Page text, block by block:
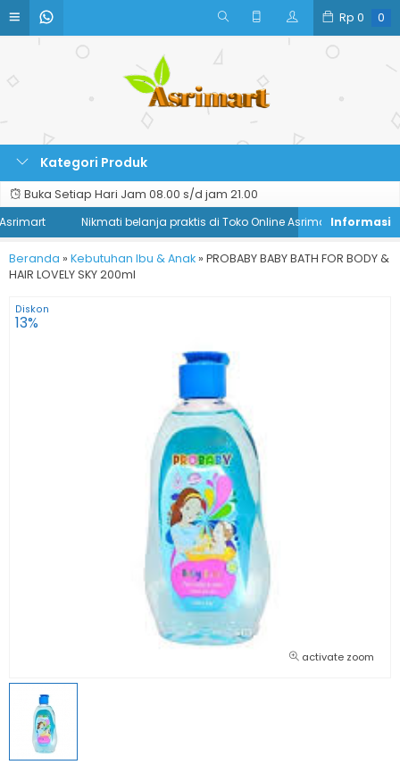
Rp 0 0
Kategori Produk
Buka Setiap Hari Jam 08.00 s/d jam 21.00
Nikmati belanja praktis di Toko Online Asrimart
Beranda » Kebutuhan Ibu & Anak » PROBABY BABY BATH FOR BODY &
HAIR LOVELY SKY 200ml
activate zoom
Diskon
13%